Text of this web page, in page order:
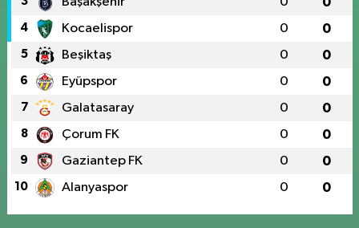
4 Kocaelispor 0 0
5 Beşiktaş 0 0
6 Eyüpspor 0 0
7 Galatasaray 0 0
8 Çorum FK 0 0
9 Gaziantep FK 0 0
10 Alanyaspor 0 0